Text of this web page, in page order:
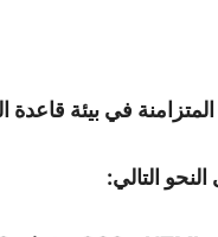
في بيئة قاعدة